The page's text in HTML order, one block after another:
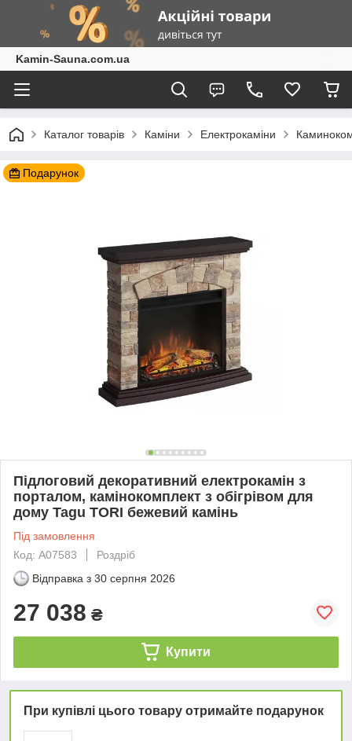
Kamin-Sauna.com.ua
Каталог товарів Каміни Електрокаміни
Подарунок
Підлоговий декоративний електрокамін з
порталом, камінокомплект з обігрівом для
дому Tagu TORI бежевий камінь
Під замовлення
Код: А07583
Роздріб
Відправка з 30 серпня 2026
27 038 ₴
Купити
При купівлі цього товару отримайте подарунок